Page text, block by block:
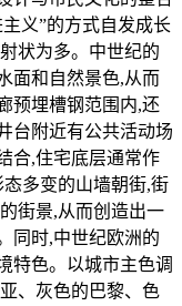
义”的方式自发成长
状为多。中世纪的
面和自然景色,从而
预埋槽钢范围内,还
台附近有公共活动场
合,住宅底层通常作
多变的山墙朝街,街
街景,从而创造出一
同时,中世纪欧洲的
特色。以城市主色调
、灰色的巴黎、色